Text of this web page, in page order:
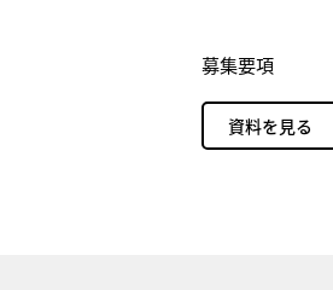
募集要項
資料を見る